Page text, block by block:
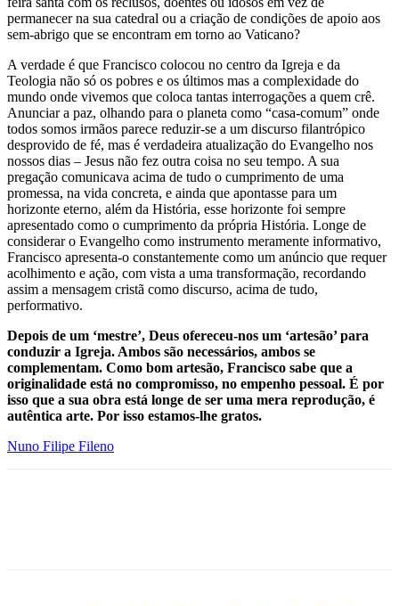
permanecer na sua catedral ou a criação de condições de apoio aos
sem-abrigo que se encontram em torno ao Vaticano?
A verdade é que Francisco colocou no centro da Igreja e da
Teologia não só os pobres e os últimos mas a complexidade do
mundo onde vivemos que coloca tantas interrogações a quem crê.
Anunciar a paz, olhando para o planeta como “casa-comum” onde
todos somos irmãos parece reduzir-se a um discurso filantrópico
desprovido de fé, mas é verdadeira atualização do Evangelho nos
nossos dias – Jesus não fez outra coisa no seu tempo. A sua
pregação comunicava acima de tudo o cumprimento de uma
promessa, na vida concreta, e ainda que apontasse para um
horizonte eterno, além da História, esse horizonte foi sempre
apresentado como o cumprimento da própria História. Longe de
considerar o Evangelho como instrumento meramente informativo,
Francisco apresenta-o constantemente como um anúncio que requer
acolhimento e ação, com vista a uma transformação, recordando
assim a mensagem cristã como discurso, acima de tudo,
performativo.
Depois de um ‘mestre’, Deus ofereceu-nos um ‘artesão’ para
conduzir a Igreja. Ambos são necessários, ambos se
complementam. Como bom artesão, Francisco sabe que a
originalidade está no compromisso, no empenho pessoal. É por
isso que a sua obra está longe de ser uma mera reprodução, é
autêntica arte. Por isso estamos-lhe gratos.
Nuno Filipe Fileno